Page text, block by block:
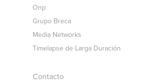
Onp
Grupo Breca
Media Networks
Timelapse de Larga Duración
Contacto